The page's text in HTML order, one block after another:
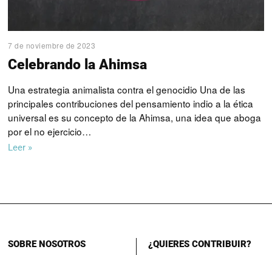
7 de noviembre de 2023
Celebrando la Ahimsa
Una estrategia animalista contra el genocidio Una de las
principales contribuciones del pensamiento indio a la ética
universal es su concepto de la Ahimsa, una idea que aboga
por el no ejercicio…
Leer »
SOBRE NOSOTROS ¿QUIERES CONTRIBUIR?